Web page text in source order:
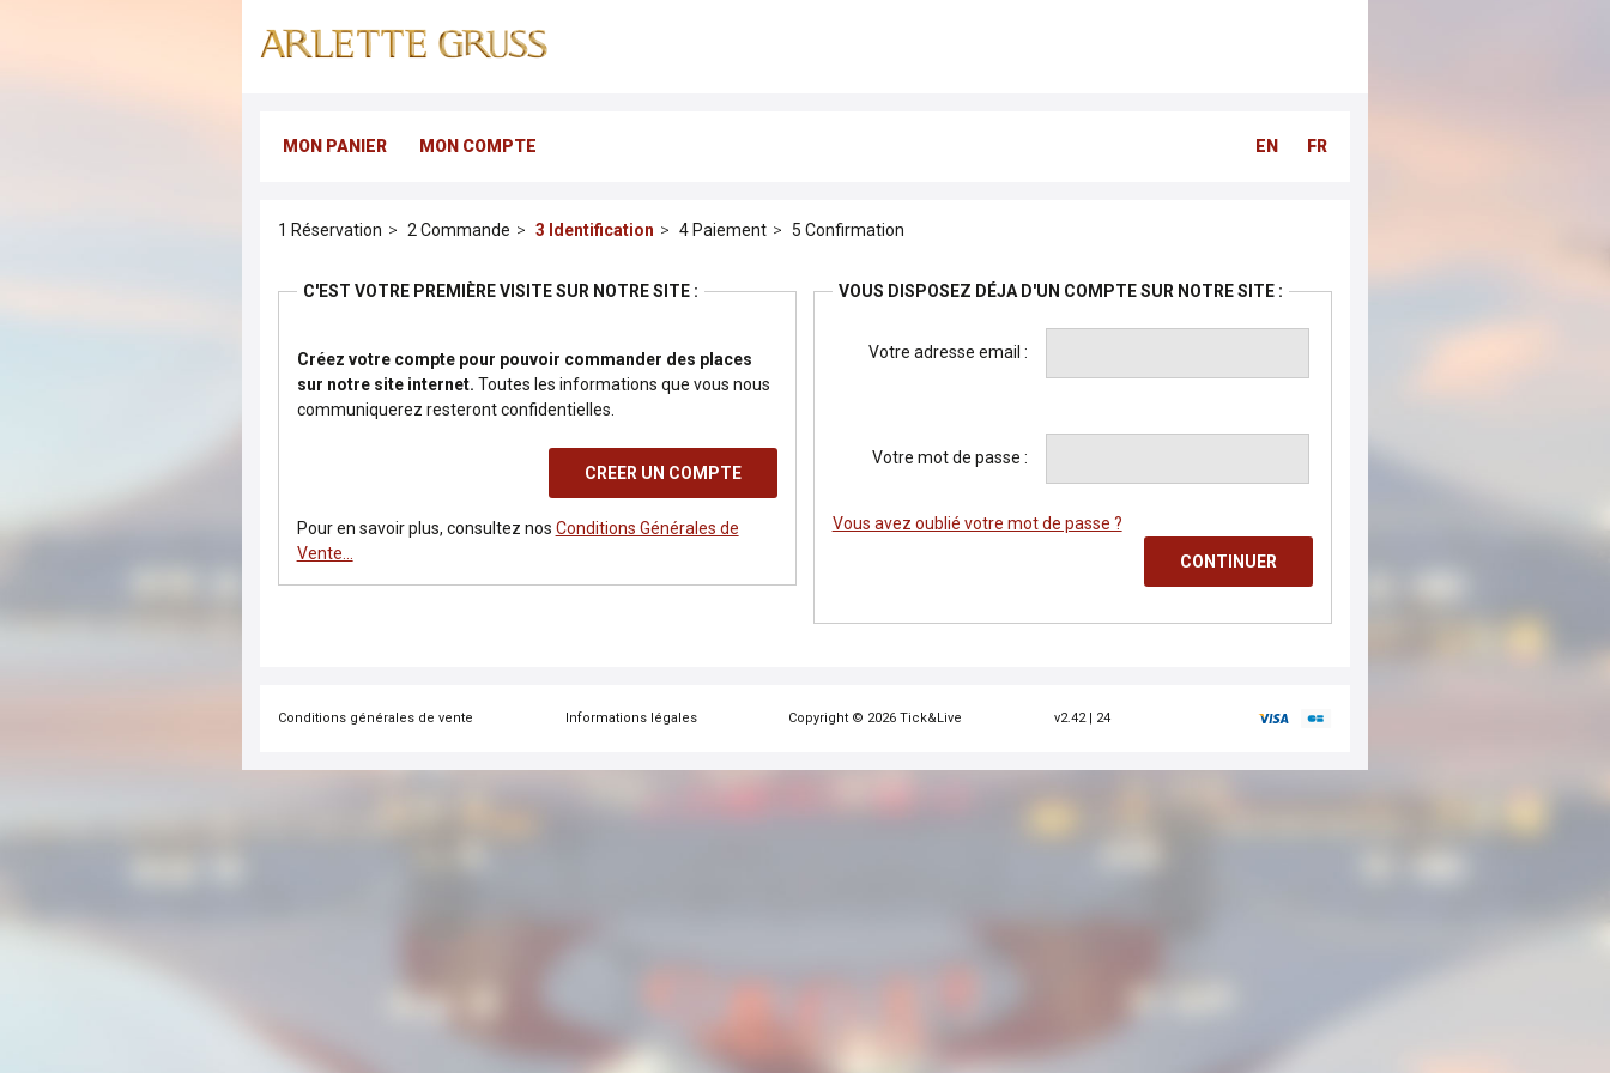
FR
EN
MON PANIER MON COMPTE
Réservation Commande Identification Paiement Confirmation
C'EST VOTRE PREMIÈRE VISITE SUR NOTRE SITE :
Créez votre compte pour pouvoir commander des places
sur notre site internet. Toutes les informations que vous nous
communiquerez resteront confidentielles.
Pour en savoir plus, consultez nos Conditions Générales de
Vente...
VOUS DISPOSEZ DÉJA D'UN COMPTE SUR NOTRE SITE :
Votre adresse email :
Votre mot de passe :
Vous avez oublié votre mot de passe ?
Conditions générales de vente Informations légales Copyright © 2026 Tick&Live v2.42 | 24